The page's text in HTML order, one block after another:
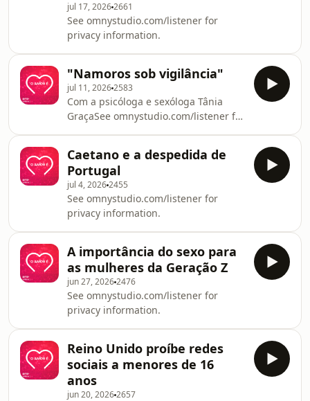
jul 17, 20262661
See omnystudio.com/listener for
privacy information.
"Namoros sob vigilância"
jul 11, 20262583
Com a psicóloga e sexóloga Tânia
GraçaSee omnystudio.com/listener for
Caetano e a despedida de
Portugal
jul 4, 20262455
See omnystudio.com/listener for
privacy information.
A importância do sexo para
as mulheres da Geração Z
jun 27, 20262476
See omnystudio.com/listener for
privacy information.
Reino Unido proíbe redes
sociais a menores de 16
anos
jun 20, 20262657